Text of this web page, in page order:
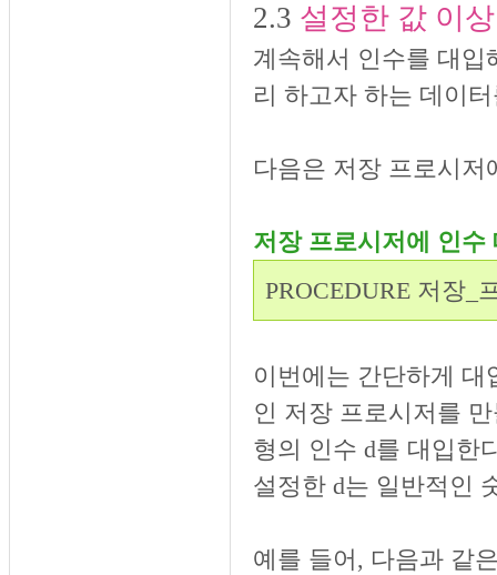
2.3 설정한 값 이
계속해서 인수를 대입
리 하고자 하는 데이
다음은 저장 프로시
저장 프로시저에 인수
PROCEDURE 저장_
이번에는 간단하게
인 저장 프로시저를
형의 인수 d를 대입한
설정한 d는 일반적인
예를 들어, 다음과 같